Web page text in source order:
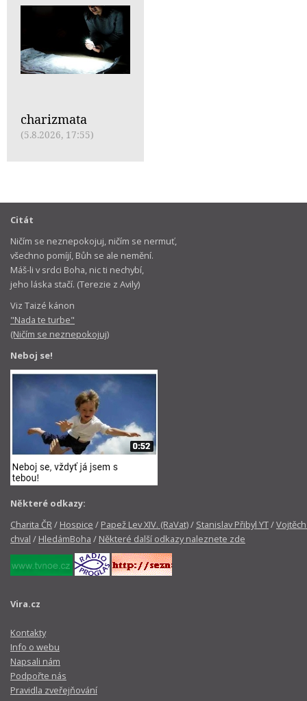
charizmata
(5.8.2026, 17:55)
Citát
Ničím se neznepokojuj, ničím se nermuť,
všechno pomíjí, Bůh se ale nemění.
Máš-li v srdci Boha, nic ti nechybí,
jeho láska stačí. (Terezie z Avily)
Viz Taizé kánon
"Nada te turbe"
(Ničím se neznepokojuj)
Neboj se!
Některé odkazy:
Charita ČR/ Hospice / Papež Lev XIV. (RaVat)/ Stanislav Přibyl YT/
chval / HledámBoha / Některé další odkazy naleznete zde
Vira.cz
Kontakty
Info o webu
Napsali nám
Podpořte nás
Pravidla zveřejňování